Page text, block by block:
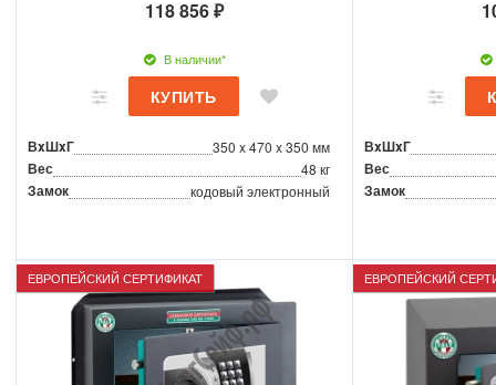
118 856 ₽
В наличии*
ВxШxГ 350 x 470 x 350 мм
Вес 48 кг
Замок кодовый электронный
ВxШxГ
Вес
Замок
ЕВРОПЕЙСКИЙ СЕРТИФИКАТ ЕВРОПЕЙСКИЙ